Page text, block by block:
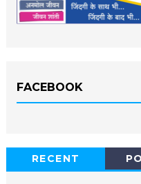
FACEBOOK
RECENT